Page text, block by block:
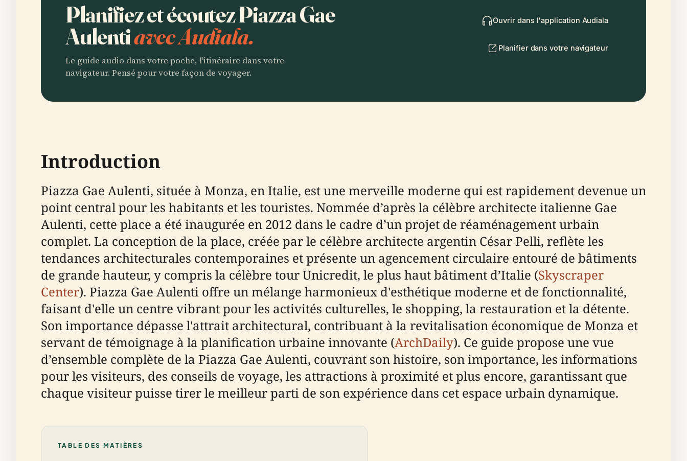
Planifiez et écoutez Piazza Gae
Aulentiavec Audiala.
Le guide audio dans votre poche, l'itinéraire dans votre
navigateur. Pensé pour votre façon de voyager.
Ouvrir dans l'application Audiala
Planifier dans votre navigateur
Introduction
Piazza Gae Aulenti, située à Monza, en Italie, est une merveille moderne qui est rapidement devenue un
point central pour les habitants et les touristes. Nommée d’après la célèbre architecte italienne Gae
Aulenti, cette place a été inaugurée en 2012 dans le cadre d’un projet de réaménagement urbain
complet. La conception de la place, créée par le célèbre architecte argentin César Pelli, reflète les
tendances architecturales contemporaines et présente un agencement circulaire entouré de bâtiments
de grande hauteur, y compris la célèbre tour Unicredit, le plus haut bâtiment d’Italie (Skyscraper
Center). Piazza Gae Aulenti offre un mélange harmonieux d'esthétique moderne et de fonctionnalité,
faisant d'elle un centre vibrant pour les activités culturelles, le shopping, la restauration et la détente.
Son importance dépasse l'attrait architectural, contribuant à la revitalisation économique de Monza et
servant de témoignage à la planification urbaine innovante (ArchDaily). Ce guide propose une vue
d’ensemble complète de la Piazza Gae Aulenti, couvrant son histoire, son importance, les informations
pour les visiteurs, des conseils de voyage, les attractions à proximité et plus encore, garantissant que
chaque visiteur puisse tirer le meilleur parti de son expérience dans cet espace urbain dynamique.
TABLE DES MATIÈRES